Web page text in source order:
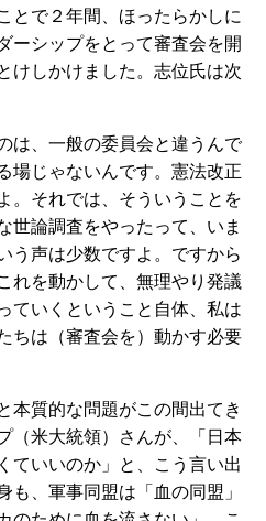
とで２年間、ほったらかしに
ーシップをとって審査会を開
けしかけました。志位氏は次
は、一般の委員会と違うんで
場じゃないんです。憲法改正
。それでは、そういうことを
世論調査をやったって、いま
う声は少数ですよ。ですから
れを動かして、無理やり発議
ていくということ自体、私は
ちは（審査会を）動かす必要
質的な問題がこの間出てき
（米大統領）さんが、「日本
ていいのか」と、こう言い出
も、軍事同盟は「血の同盟」